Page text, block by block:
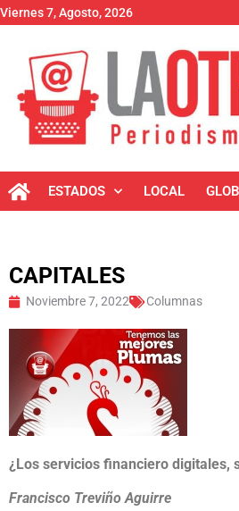
Viernes 7, Agosto, 2026
ESTADOS LOCAL
CAPITALES
Noviembre 7, 2022 Columnas
¿Los servicios financiero digitales,
Francisco Treviño Aguirre